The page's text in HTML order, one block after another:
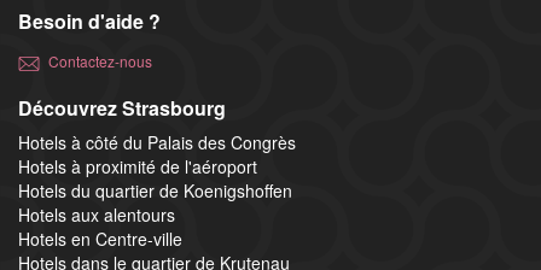
Besoin d'aide ?
Contactez-nous
Découvrez Strasbourg
Hotels à côté du Palais des Congrès
Hotels à proximité de l'aéroport
Hotels du quartier de Koenigshoffen
Hotels aux alentours
Hotels en Centre-ville
Hotels dans le quartier de Krutenau